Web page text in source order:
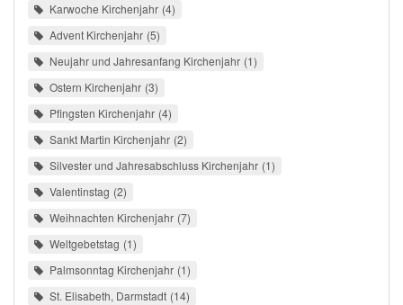
Karwoche Kirchenjahr 4
Advent Kirchenjahr 5
Neujahr und Jahresanfang Kirchenjahr 1
Ostern Kirchenjahr 3
Pfingsten Kirchenjahr 4
Sankt Martin Kirchenjahr 2
Silvester und Jahresabschluss Kirchenjahr 1
Valentinstag 2
Weihnachten Kirchenjahr 7
Weltgebetstag 1
Palmsonntag Kirchenjahr 1
St. Elisabeth, Darmstadt 14